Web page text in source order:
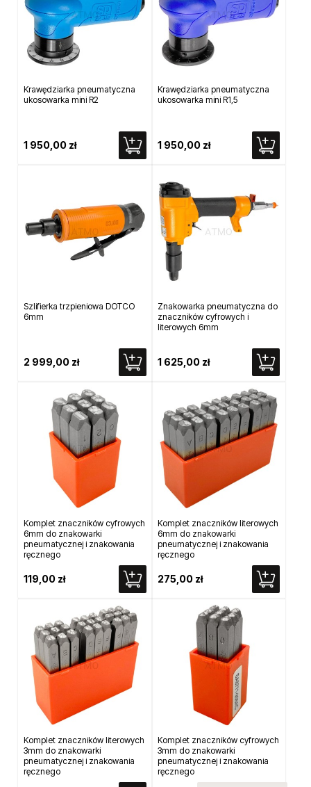
Krawędziarka pneumatyczna
ukosowarka mini R2
1 950,00 zł
Krawędziarka pneumatyczna
ukosowarka mini R1,5
1 950,00 zł
Szlifierka trzpieniowa DOTCO
6mm
2 999,00 zł
Znakowarka pneumatyczna do
znaczników cyfrowych i
literowych 6mm
1 625,00 zł
Komplet znaczników cyfrowych
6mm do znakowarki
pneumatycznej i znakowania
ręcznego
119,00 zł
Komplet znaczników literowych
6mm do znakowarki
pneumatycznej i znakowania
ręcznego
275,00 zł
Komplet znaczników literowych
3mm do znakowarki
pneumatycznej i znakowania
ręcznego
Komplet znaczników cyfrowych
3mm do znakowarki
pneumatycznej i znakowania
ręcznego